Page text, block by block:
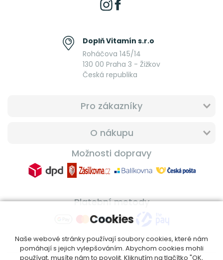
Doplň Vitamín s.r.o
Roháčova 145/14
130 00 Praha 3 - Žižkov
Česká republika
Pro zákazníky
O nákupu
Možnosti dopravy
Platební metody
Cookies
Naše webové stránky používají soubory cookies, které nám
pomáhají s jejich vylepšováním. Abychom cookies mohli
používat, musíte nám to povolit. Kliknutím na tlačítko "OK,